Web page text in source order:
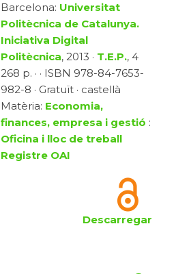
Barcelona: Universitat
Politècnica de Catalunya.
Iniciativa Digital
Politècnica, 2013 · T.E.P., 4
268 p. · · ISBN 978-84-7653-
982-8 · Gratuït · castellà
Matèria: Economia,
finances, empresa i gestió :
Oficina i lloc de treball
Registre OAI
Descarregar